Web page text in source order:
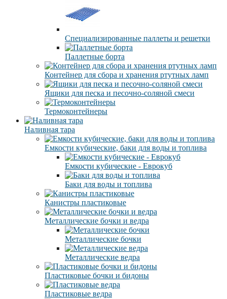
Специализированные паллеты и решетки
Паллетные борта
Контейнер для сбора и хранения ртутных ламп
Ящики для песка и песочно-соляной смеси
Термоконтейнеры
Наливная тара
Емкости кубические, баки для воды и топлива
Емкости кубические - Еврокуб
Баки для воды и топлива
Канистры пластиковые
Металлические бочки и ведра
Металлические бочки
Металлические ведра
Пластиковые бочки и бидоны
Пластиковые ведра